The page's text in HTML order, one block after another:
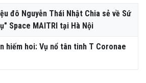
đô Nguyễn Thái Nhật Chia sẻ về Sứ
Space MAITRI tại Hà Nội
hiếm hoi: Vụ nổ tân tinh T Coronae